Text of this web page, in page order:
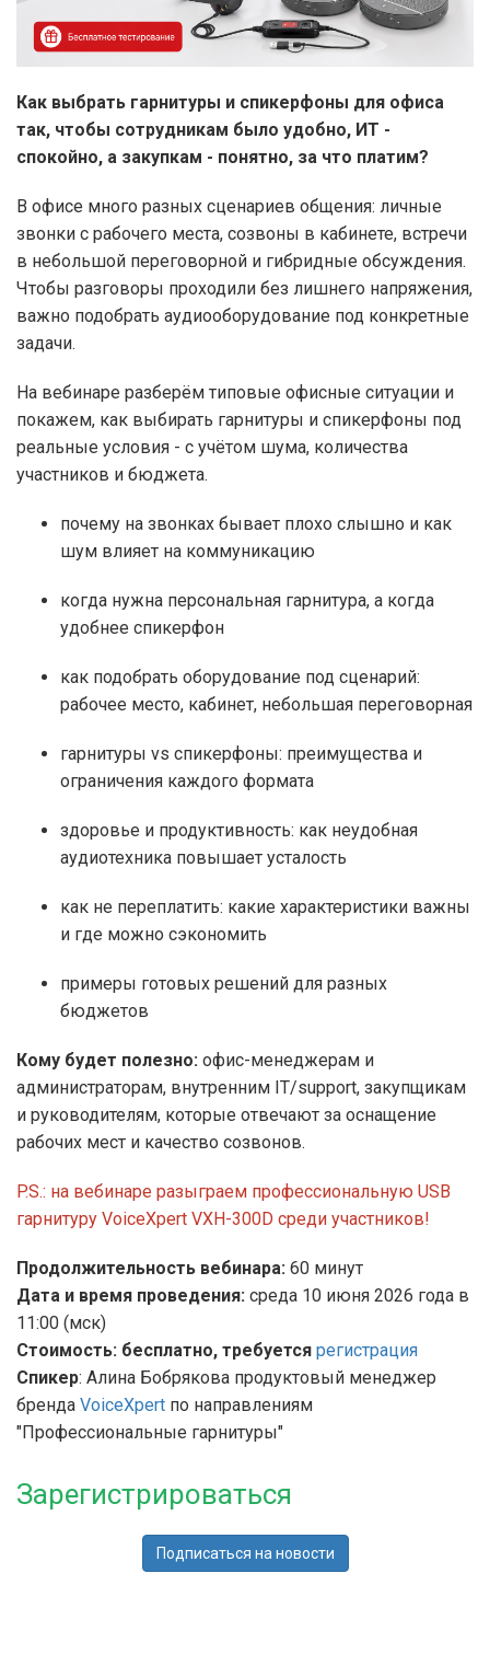
Как выбрать гарнитуры и спикерфоны для офиса
так, чтобы сотрудникам было удобно, ИТ -
спокойно, а закупкам - понятно, за что платим?
В офисе много разных сценариев общения: личные
звонки с рабочего места, созвоны в кабинете, встречи
в небольшой переговорной и гибридные обсуждения.
Чтобы разговоры проходили без лишнего напряжения,
важно подобрать аудиооборудование под конкретные
задачи.
На вебинаре разберём типовые офисные ситуации и
покажем, как выбирать гарнитуры и спикерфоны под
реальные условия - с учётом шума, количества
участников и бюджета.
почему на звонках бывает плохо слышно и как
шум влияет на коммуникацию
когда нужна персональная гарнитура, а когда
удобнее спикерфон
как подобрать оборудование под сценарий:
рабочее место, кабинет, небольшая переговорная
гарнитуры vs спикерфоны: преимущества и
ограничения каждого формата
здоровье и продуктивность: как неудобная
аудиотехника повышает усталость
как не переплатить: какие характеристики важны
и где можно сэкономить
примеры готовых решений для разных
бюджетов
Кому будет полезно: офис-менеджерам и
администраторам, внутренним IT/support, закупщикам
и руководителям, которые отвечают за оснащение
рабочих мест и качество созвонов.
P.S.: на вебинаре разыграем профессиональную USB
гарнитуру VoiceXpert VXH-300D среди участников!
Продолжительность вебинара: 60 минут
Дата и время проведения: среда 10 июня 2026 года в
11:00 (мск)
Стоимость: бесплатно, требуется регистрация
Спикер: Алина Бобрякова продуктовый менеджер
бренда VoiceXpert по направлениям
"Профессиональные гарнитуры"
Зарегистрироваться
Подписаться на новости